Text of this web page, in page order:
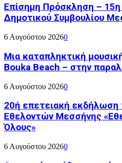
Επίσημη Πρόσκληση – 15η
Δημοτικού Συμβουλίου
6 Αυγούστου 20260
Μια καταπληκτική
Bouka Beach – στην
6 Αυγούστου 20260
20ή επετειακή εκδήλωση
Εθελοντών Μεσσήνης
Όλους»
6 Αυγούστου 20260